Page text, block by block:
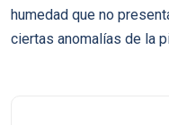
humedad que no
ciertas anomalí­as de la